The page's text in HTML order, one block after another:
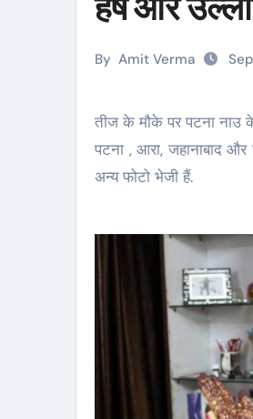
By Amit Verma
तीज के मौके पर पटना नाउ के री़डर्स ने बड़ी संख्या में अपनी फोटो शेयर की हैं. उनमें से कुछ बेहतरीन फोटो यहां आप देख सकते हैं.
पटना , आरा, जहानाबाद
अन्य फोटो भेजी हैं.